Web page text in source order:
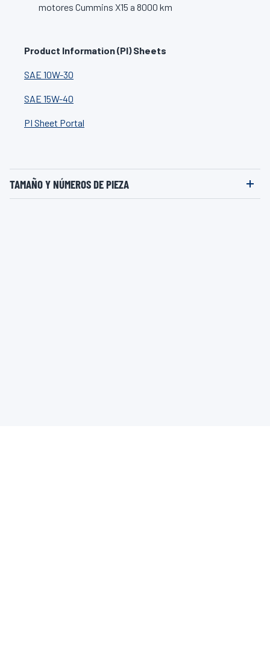
motores Cummins X15 a 8000 km
Product Information (PI) Sheets
SAE 10W-30
SAE 15W-40
PI Sheet Portal
TAMAÑO Y NÚMEROS DE PIEZA